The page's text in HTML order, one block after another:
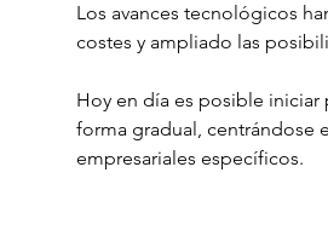
Los avances tecnológicos
costes y ampliado las
Hoy en día es posible iniciar
forma gradual, centrándose
empresariales específicos.